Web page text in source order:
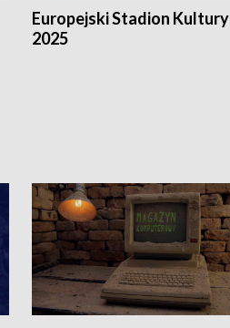
Europejski Stadion Kultury
2025